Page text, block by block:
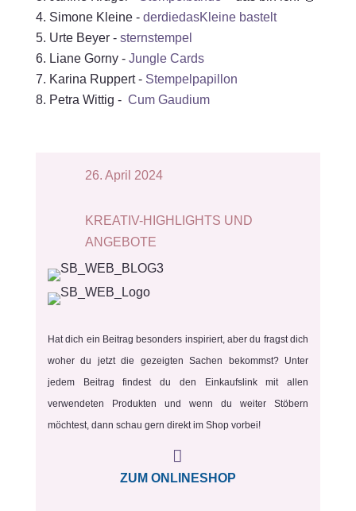
Simone Kleine - derdiedasKleine bastelt
Urte Beyer - sternstempel
Liane Gorny - Jungle Cards
Karina Ruppert - Stempelpapillon
Petra Wittig - Cum Gaudium
26. April 2024
KREATIV-HIGHLIGHTS UND
ANGEBOTE
Hat dich ein Beitrag besonders inspiriert, aber du fragst dich
woher du jetzt die gezeigten Sachen bekommst? Unter
jedem Beitrag findest du den Einkaufslink mit allen
verwendeten Produkten und wenn du weiter Stöbern
möchtest, dann schau gern direkt im Shop vorbei!

ZUM ONLINESHOP